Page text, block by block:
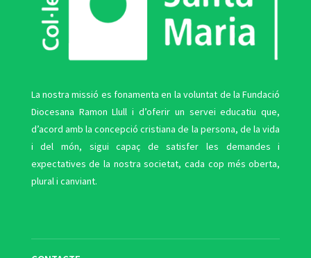
La nostra missió es fonamenta en la voluntat de la Fundació
Diocesana Ramon Llull i d’oferir un servei educatiu que,
d’acord amb la concepció cristiana de la persona, de la vida
i del món, sigui capaç de satisfer les demandes i
expectatives de la nostra societat, cada cop més oberta,
plural i canviant.